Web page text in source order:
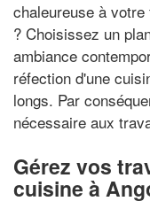
chaleureuse à
? Choisissez un
ambiance
réfection d'une
longs. Par
nécessaire aux
Gérez vos
cuisine à